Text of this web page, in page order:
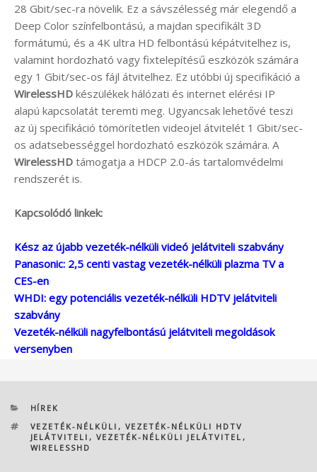
28 Gbit/sec-ra növelik. Ez a sávszélesség már elegendő a
Deep Color színfelbontású, a majdan specifikált 3D
formátumú, és a 4K ultra HD felbontású képátvitelhez is,
valamint hordozható vagy fixtelepítésű eszközök számára
egy 1 Gbit/sec-os fájl átvitelhez. Ez utóbbi új specifikáció a
WirelessHD készülékek hálózati és internet elérési IP
alapú kapcsolatát teremti meg. Ugyancsak lehetővé teszi
az új specifikáció tömörítetlen videojel átvitelét 1 Gbit/sec-
os adatsebességgel hordozható eszközök számára. A
WirelessHD támogatja a HDCP 2.0-ás tartalomvédelmi
rendszerét is.
Kapcsolódó linkek:
Kész az újabb vezeték-nélküli videó jelátviteli szabvány
Panasonic: 2,5 centi vastag vezeték-nélküli plazma TV a
CES-en
WHDI: egy potenciális vezeték-nélküli HDTV jelátviteli
szabvány
Vezeték-nélküli nagyfelbontású jelátviteli megoldások
versenyben
KATEGÓRIÁK
HÍREK
CÍMKÉK
VEZETÉK-NÉLKÜLI , VEZETÉK-NÉLKÜLI HDTV
JELÁTVITELI , VEZETÉK-NÉLKÜLI JELÁTVITEL ,
WIRELESSHD